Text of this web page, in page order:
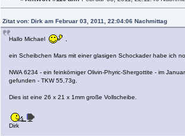
Zitat von: Dirk am Februar 03, 2011, 22:04:06 Nachmittag
Hallo Michael
ein Scheibchen Mars mit einer glasigen Schockader habe ich
NWA 6234 - ein feinkörniger Olivin-Phyric-Shergottite - im
gefunden - TKW 55,73g.
Dies ist eine 26 x 21 x 1mm große Vollscheibe.
Dirk